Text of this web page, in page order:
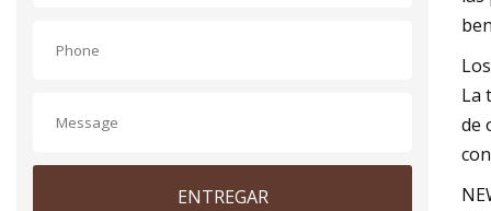
ENTREGAR
La
de